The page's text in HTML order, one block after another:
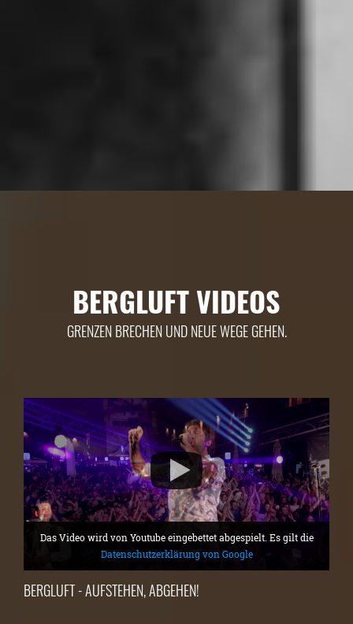
BERGLUFT VIDEOS
GRENZEN BRECHEN UND NEUE WEGE GEHEN.
Das Video wird von Youtube eingebettet abgespielt. Es gilt die
Datenschutzerklärung von Google
BERGLUFT - AUFSTEHEN, ABGEHEN!